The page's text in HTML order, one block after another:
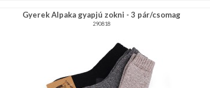
Gyerek Alpaka gyapjú zokni - 3 pár/csomag
290818